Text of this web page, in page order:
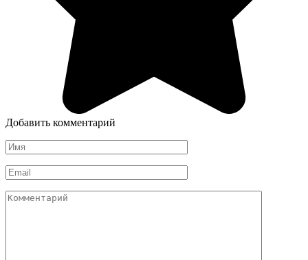
Добавить комментарий
Имя
*
Email
*
Комментарий